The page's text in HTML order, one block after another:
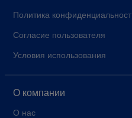
Политика
Согласие пользователя
Условия использования
О компании
О нас